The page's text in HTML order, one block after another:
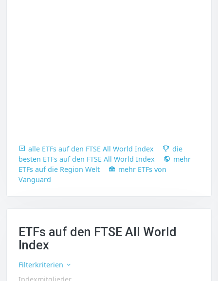
alle ETFs auf den FTSE All World Index
die
besten ETFs auf den FTSE All World Index
mehr
ETFs auf die Region Welt
mehr ETFs von
Vanguard
ETFs auf den FTSE All World
Index
Filterkriterien